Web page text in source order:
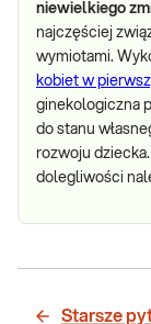
niewielkiego
najczęściej
wymiotami.
kobiet w
ginekologiczna
do stanu
rozwoju
dolegliwości
Starsze